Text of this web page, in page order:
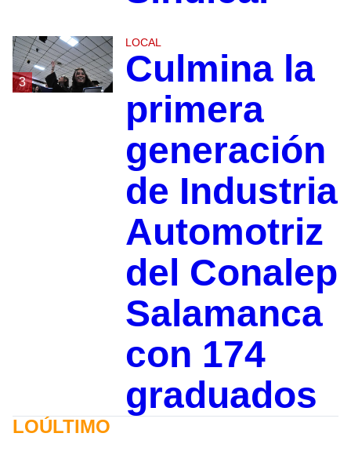
3
LOCAL
Culmina la
primera
generación
de Industria
Automotriz
del Conalep
Salamanca
con 174
graduados
LOÚLTIMO